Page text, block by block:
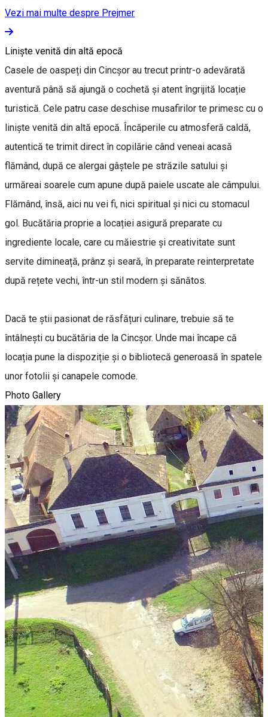
Vezi mai multe despre Prejmer
Liniște venită din altă epocă
Casele de oaspeți din Cincșor au trecut printr-o adevărată
aventură până să ajungă o cochetă și atent îngrijită locație
turistică. Cele patru case deschise musafirilor te primesc cu o
liniște venită din altă epocă. Încăperile cu atmosferă caldă,
autentică te trimit direct în copilărie când veneai acasă
flămând, după ce alergai gâștele pe străzile satului și
urmăreai soarele cum apune după paiele uscate ale câmpului.
Flămând, însă, aici nu vei fi, nici spiritual și nici cu stomacul
gol. Bucătăria proprie a locației asigură preparate cu
ingrediente locale, care cu măiestrie și creativitate sunt
servite dimineață, prânz și seară, în preparate reinterpretate
după rețete vechi, într-un stil modern și sănătos.
Dacă te știi pasionat de răsfățuri culinare, trebuie să te
întâlnești cu bucătăria de la Cincșor. Unde mai încape că
locația pune la dispoziție și o bibliotecă generoasă în spatele
unor fotolii și canapele comode.
Photo Gallery